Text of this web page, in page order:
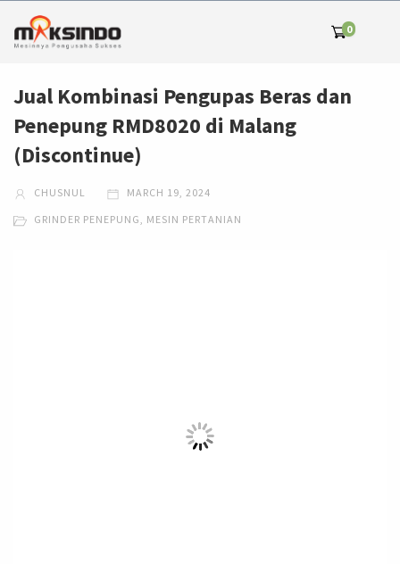
0
Jual Kombinasi Pengupas Beras dan
Penepung RMD8020 di Malang
(Discontinue)
CHUSNUL MARCH 19, 2024
GRINDER PENEPUNG, MESIN PERTANIAN